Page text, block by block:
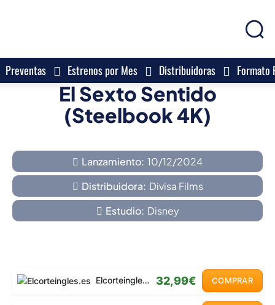
Preventas Estrenos por Mes Distribuidoras Formato
El Sexto Sentido
(Steelbook 4K)
Lanzamiento: 10/12/2024
Distribuidora: Divisa Films
Estudio: Disney
Elcorteingles.es 32,99€ COMPRAR